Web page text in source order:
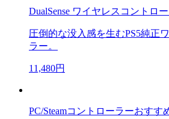
DualSense ワイヤレスコントロ
圧倒的な没入感を生むPS5純正
ラー。
11,480円
PC/Steamコントローラーおすす